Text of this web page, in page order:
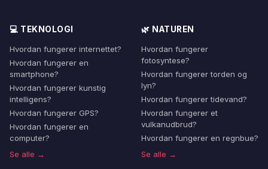
💻 TEKNOLOGI
Hvordan fungerer internettet?
Hvordan fungerer en
smartphone?
Hvordan fungerer kunstig
intelligens?
Hvordan fungerer GPS?
Hvordan fungerer en
computer?
Se alle →
🌿 NATUREN
Hvordan fungerer
fotosyntese?
Hvordan fungerer torden og
lyn?
Hvordan fungerer tidevand?
Hvordan fungerer et
vulkanudbrud?
Hvordan fungerer en regnbue?
Se alle →